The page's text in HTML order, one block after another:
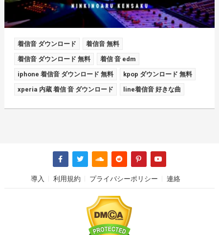
着信音 ダウンロード 着信音 無料
着信音 ダウンロード 無料 着信 音 edm
iphone 着信音 ダウンロード 無料 kpop ダウンロード 無料
xperia 内蔵 着信 音 ダウンロード line着信音 好きな曲
導入 利用規約 プライバシーポリシー 連絡